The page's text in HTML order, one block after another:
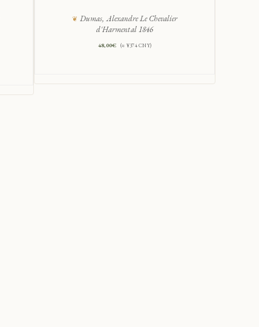
Dumas, Alexandre Le Chevalier
d'Harmental 1846
48,00€ (≈ ¥374 CNY)